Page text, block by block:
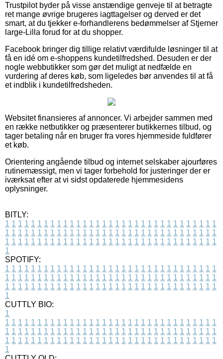
Trustpilot byder på visse anstændige genveje til at betragte
ret mange øvrige brugeres iagttagelser og derved er det
smart, at du tjekker e-forhandlerens bedømmelser af Stjerner
large-Lilla forud for at du shopper.
Facebook bringer dig tillige relativt værdifulde løsninger til at
få en idé om e-shoppens kundetilfredshed. Desuden er der
nogle webbutikker som gør det muligt at nedfælde en
vurdering af deres køb, som ligeledes bør anvendes til at få
et indblik i kundetilfredsheden.
Websitet finansieres af annoncer. Vi arbejder sammen med
en række netbutikker og præsenterer butikkernes tilbud, og
tager betaling når en bruger fra vores hjemmeside fuldfører
et køb.
Orientering angående tilbud og internet selskaber ajourføres
rutinemæssigt, men vi tager forbehold for justeringer der er
iværksat efter at vi sidst opdaterede hjemmesidens
oplysninger.
BITLY:
1 1 1 1 1 1 1 1 1 1 1 1 1 1 1 1 1 1 1 1 1 1 1 1 1 1 1 1 1 1 1 1 1
1 1 1 1 1 1 1 1 1 1 1 1 1 1 1 1 1 1 1 1 1 1 1 1 1 1 1 1 1 1 1 1 1
1 1 1 1 1 1 1 1 1 1 1 1 1 1 1 1 1 1 1 1 1 1 1 1 1 1 1 1 1 1 1 1 1
1
SPOTIFY:
1 1 1 1 1 1 1 1 1 1 1 1 1 1 1 1 1 1 1 1 1 1 1 1 1 1 1 1 1 1 1 1 1
1 1 1 1 1 1 1 1 1 1 1 1 1 1 1 1 1 1 1 1 1 1 1 1 1 1 1 1 1 1 1 1 1
1 1 1 1 1 1 1 1 1 1 1 1 1 1 1 1 1 1 1 1 1 1 1 1 1 1 1 1 1 1 1 1 1
1
CUTTLY BIO:
1
1 1 1 1 1 1 1 1 1 1 1 1 1 1 1 1 1 1 1 1 1 1 1 1 1 1 1 1 1 1 1 1 1
1 1 1 1 1 1 1 1 1 1 1 1 1 1 1 1 1 1 1 1 1 1 1 1 1 1 1 1 1 1 1 1 1
1 1 1 1 1 1 1 1 1 1 1 1 1 1 1 1 1 1 1 1 1 1 1 1 1 1 1 1 1 1 1 1 1
1